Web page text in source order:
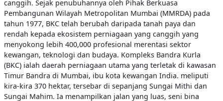
canggih. Sejak penubuhannya oleh Pihak Berkuasa
Pembangunan Wilayah Metropolitan Mumbai (MMRDA) pada
tahun 1977, BKC telah berubah daripada tanah paya dan
rendah kepada ekosistem perniagaan yang canggih yang
menyokong lebih 400,000 profesional merentasi sektor
kewangan, teknologi dan budaya. Kompleks Bandra Kurla
(BKC) ialah daerah perniagaan utama yang terletak di kawasan
Timur Bandra di Mumbai, ibu kota kewangan India. meliputi
kira-kira 370 hektar, tersebar di sepanjang Sungai Mithi dan
Sungai Mahim. Ia menampilkan jalan yang luas, seni bina